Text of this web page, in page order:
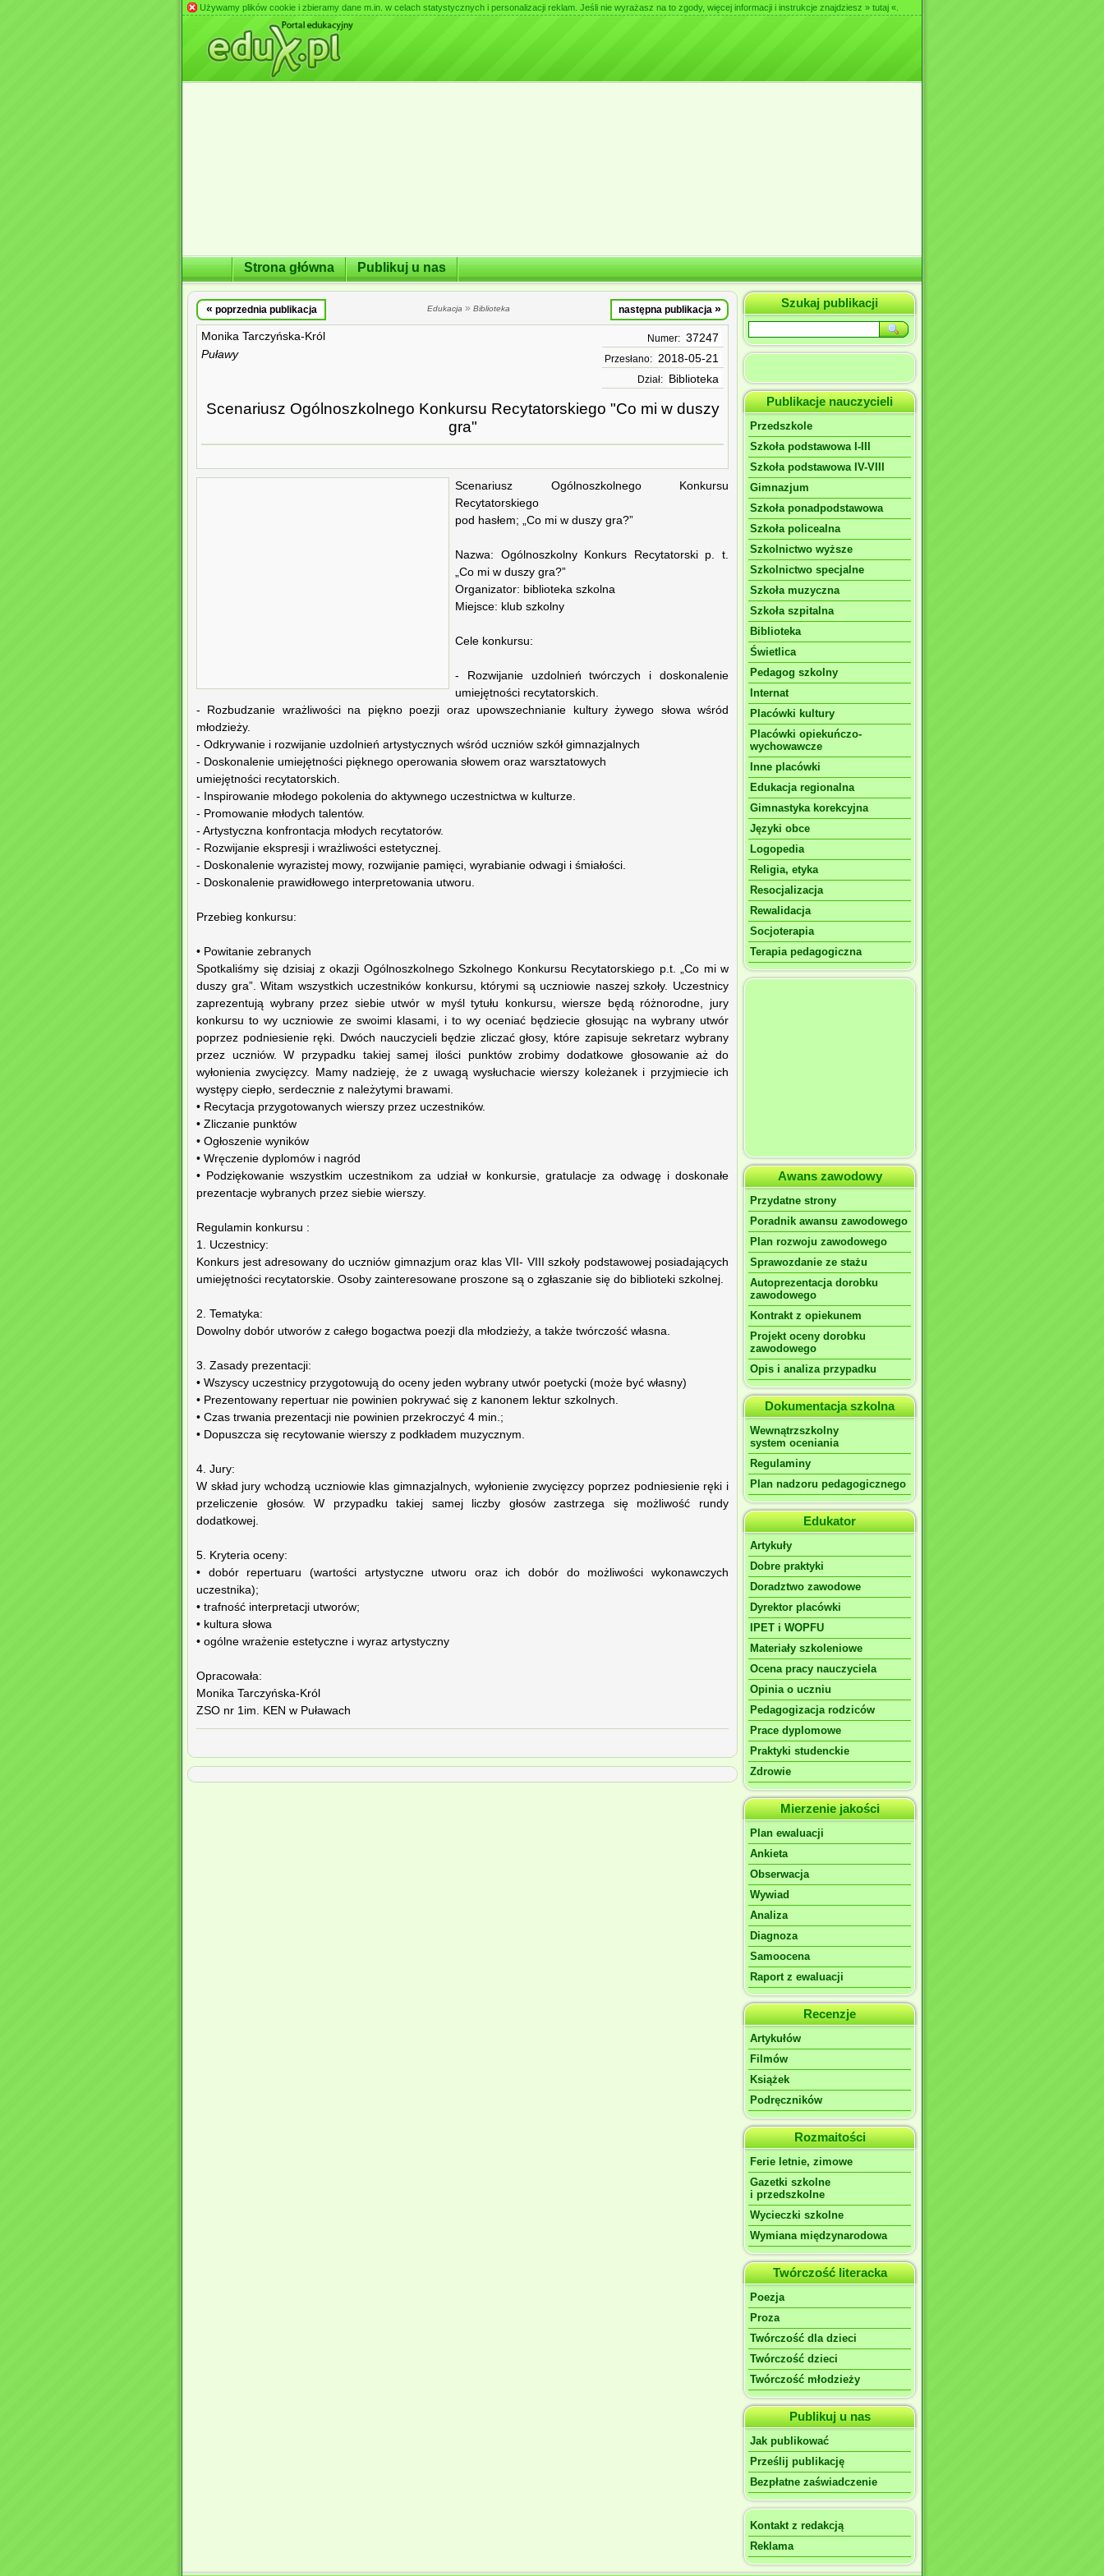
Używamy plików cookie i zbieramy dane m.in. w celach statystycznych i personalizacji reklam. Jeśli nie wyrażasz na to zgody, więcej informacji i instrukcje znajdziesz » tutaj «
Strona główna Publikuj u nas
« poprzednia publikacja Edukacja » Biblioteka następna publikacja »
Monika Tarczyńska-Król
Puławy
Numer: 37247
Przesłano: 2018-05-21
Dział: Biblioteka
Scenariusz Ogólnoszkolnego Konkursu Recytatorskiego "Co mi w duszy
gra"
Scenariusz Ogólnoszkolnego Konkursu
Recytatorskiego
pod hasłem; „Co mi w duszy gra?”
Nazwa: Ogólnoszkolny Konkurs Recytatorski p. t.
„Co mi w duszy gra?”
Organizator: biblioteka szkolna
Miejsce: klub szkolny
Cele konkursu:
- Rozwijanie uzdolnień twórczych i doskonalenie
umiejętności recytatorskich.
- Rozbudzanie wrażliwości na piękno poezji oraz upowszechnianie kultury żywego słowa wśród
młodzieży.
- Odkrywanie i rozwijanie uzdolnień artystycznych wśród uczniów szkół gimnazjalnych
- Doskonalenie umiejętności pięknego operowania słowem oraz warsztatowych
umiejętności recytatorskich.
- Inspirowanie młodego pokolenia do aktywnego uczestnictwa w kulturze.
- Promowanie młodych talentów.
- Artystyczna konfrontacja młodych recytatorów.
- Rozwijanie ekspresji i wrażliwości estetycznej.
- Doskonalenie wyrazistej mowy, rozwijanie pamięci, wyrabianie odwagi i śmiałości.
- Doskonalenie prawidłowego interpretowania utworu.
Przebieg konkursu:
• Powitanie zebranych
Spotkaliśmy się dzisiaj z okazji Ogólnoszkolnego Szkolnego Konkursu Recytatorskiego p.t. „Co mi w
duszy gra”. Witam wszystkich uczestników konkursu, którymi są uczniowie naszej szkoły. Uczestnicy
zaprezentują wybrany przez siebie utwór w myśl tytułu konkursu, wiersze będą różnorodne, jury
konkursu to wy uczniowie ze swoimi klasami, i to wy oceniać będziecie głosując na wybrany utwór
poprzez podniesienie ręki. Dwóch nauczycieli będzie zliczać głosy, które zapisuje sekretarz wybrany
przez uczniów. W przypadku takiej samej ilości punktów zrobimy dodatkowe głosowanie aż do
wyłonienia zwycięzcy. Mamy nadzieję, że z uwagą wysłuchacie wierszy koleżanek i przyjmiecie ich
występy ciepło, serdecznie z należytymi brawami.
• Recytacja przygotowanych wierszy przez uczestników.
• Zliczanie punktów
• Ogłoszenie wyników
• Wręczenie dyplomów i nagród
• Podziękowanie wszystkim uczestnikom za udział w konkursie, gratulacje za odwagę i doskonałe
prezentacje wybranych przez siebie wierszy.
Regulamin konkursu :
1. Uczestnicy:
Konkurs jest adresowany do uczniów gimnazjum oraz klas VII- VIII szkoły podstawowej posiadających
umiejętności recytatorskie. Osoby zainteresowane proszone są o zgłaszanie się do biblioteki szkolnej.
2. Tematyka:
Dowolny dobór utworów z całego bogactwa poezji dla młodzieży, a także twórczość własna.
3. Zasady prezentacji:
• Wszyscy uczestnicy przygotowują do oceny jeden wybrany utwór poetycki (może być własny)
• Prezentowany repertuar nie powinien pokrywać się z kanonem lektur szkolnych.
• Czas trwania prezentacji nie powinien przekroczyć 4 min.;
• Dopuszcza się recytowanie wierszy z podkładem muzycznym.
4. Jury:
W skład jury wchodzą uczniowie klas gimnazjalnych, wyłonienie zwycięzcy poprzez podniesienie ręki i
przeliczenie głosów. W przypadku takiej samej liczby głosów zastrzega się możliwość rundy
dodatkowej.
5. Kryteria oceny:
• dobór repertuaru (wartości artystyczne utworu oraz ich dobór do możliwości wykonawczych
uczestnika);
• trafność interpretacji utworów;
• kultura słowa
• ogólne wrażenie estetyczne i wyraz artystyczny
Opracowała:
Monika Tarczyńska-Król
ZSO nr 1im. KEN w Puławach
Szukaj publikacji
Publikacje nauczycieli
Przedszkole
Szkoła podstawowa I-III
Szkoła podstawowa IV-VIII
Gimnazjum
Szkoła ponadpodstawowa
Szkoła policealna
Szkolnictwo wyższe
Szkolnictwo specjalne
Szkoła muzyczna
Szkoła szpitalna
Biblioteka
Świetlica
Pedagog szkolny
Internat
Placówki kultury
Placówki opiekuńczo-
wychowawcze
Inne placówki
Edukacja regionalna
Gimnastyka korekcyjna
Języki obce
Logopedia
Religia, etyka
Resocjalizacja
Rewalidacja
Socjoterapia
Terapia pedagogiczna
Awans zawodowy
Przydatne strony
Poradnik awansu zawodowego
Plan rozwoju zawodowego
Sprawozdanie ze stażu
Autoprezentacja dorobku
zawodowego
Kontrakt z opiekunem
Projekt oceny dorobku
zawodowego
Opis i analiza przypadku
Dokumentacja szkolna
Wewnątrzszkolny
system oceniania
Regulaminy
Plan nadzoru pedagogicznego
Edukator
Artykuły
Dobre praktyki
Doradztwo zawodowe
Dyrektor placówki
IPET i WOPFU
Materiały szkoleniowe
Ocena pracy nauczyciela
Opinia o uczniu
Pedagogizacja rodziców
Prace dyplomowe
Praktyki studenckie
Zdrowie
Mierzenie jakości
Plan ewaluacji
Ankieta
Obserwacja
Wywiad
Analiza
Diagnoza
Samoocena
Raport z ewaluacji
Recenzje
Artykułów
Filmów
Książek
Podręczników
Rozmaitości
Ferie letnie, zimowe
Gazetki szkolne
i przedszkolne
Wycieczki szkolne
Wymiana międzynarodowa
Twórczość literacka
Poezja
Proza
Twórczość dla dzieci
Twórczość dzieci
Twórczość młodzieży
Publikuj u nas
Jak publikować
Prześlij publikację
Bezpłatne zaświadczenie
Kontakt z redakcją
Reklama